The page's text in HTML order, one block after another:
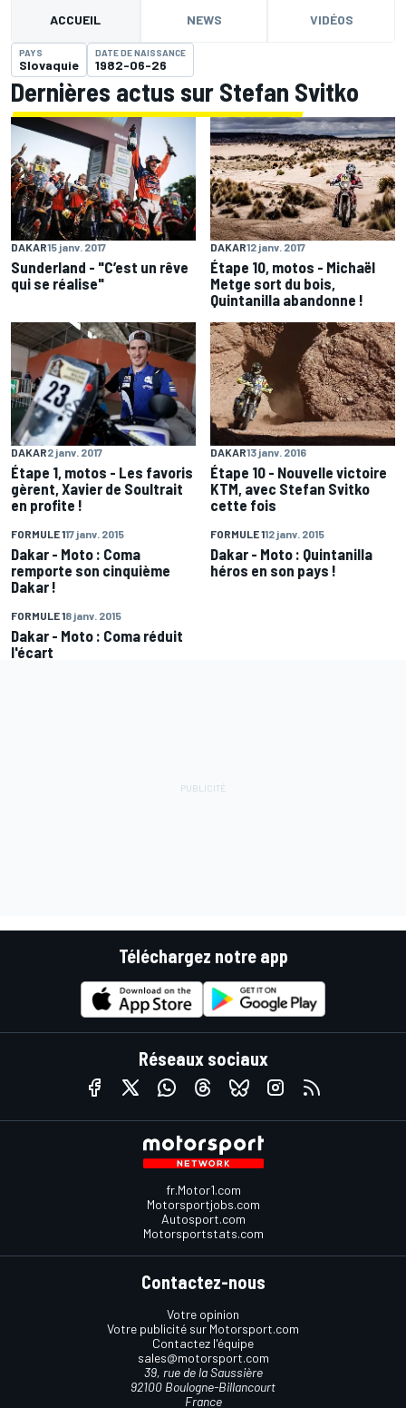
ACCUEIL NEWS VIDÉOS
PAYS
Slovaquie
DATE DE NAISSANCE
1982-06-26
Dernières actus sur Stefan Svitko
DAKAR15 janv. 2017
Sunderland - "C’est un rêve
qui se réalise"
DAKAR12 janv. 2017
Étape 10, motos - Michaël
Metge sort du bois,
Quintanilla abandonne !
DAKAR2 janv. 2017
Étape 1, motos - Les favoris
gèrent, Xavier de Soultrait
en profite !
DAKAR13 janv. 2016
Étape 10 - Nouvelle victoire
KTM, avec Stefan Svitko
cette fois
FORMULE 117 janv. 2015
Dakar - Moto : Coma
remporte son cinquième
Dakar !
FORMULE 112 janv. 2015
Dakar - Moto : Quintanilla
héros en son pays !
FORMULE 18 janv. 2015
Dakar - Moto : Coma réduit
l'écart
Téléchargez notre app
Réseaux sociaux
fr.Motor1.com
Motorsportjobs.com
Autosport.com
Motorsportstats.com
Contactez-nous
Votre opinion
Votre publicité sur Motorsport.com
Contactez l'équipe
sales@motorsport.com
39, rue de la Saussière
92100 Boulogne-Billancourt
France